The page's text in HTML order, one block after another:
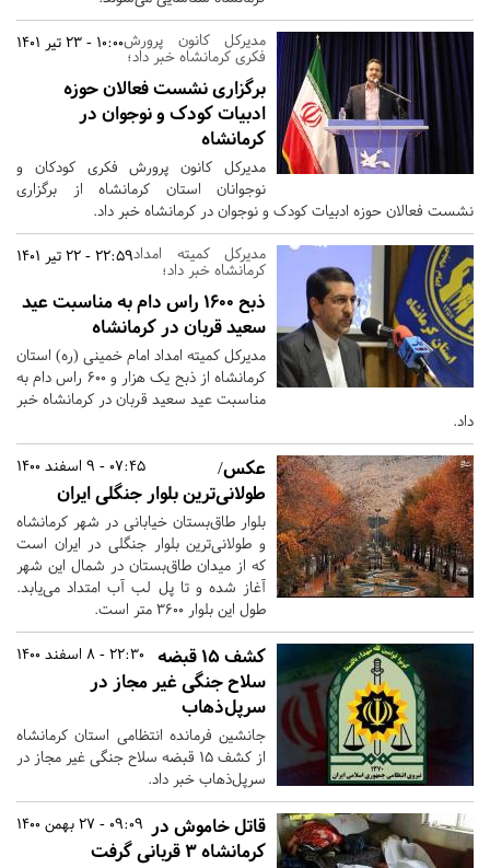
10:00 - 23 تیر 1401مدیرکل کانون پرورش
فکری کرمانشاه خبر داد؛
برگزاری نشست فعالان حوزه
ادبیات کودک و نوجوان در
کرمانشاه
مدیرکل کانون پرورش فکری کودکان و
نوجوانان استان کرمانشاه از برگزاری
نشست فعالان حوزه ادبیات کودک و نوجوان در کرمانشاه خبر داد.
22:59 - 22 تیر 1401مدیرکل کمیته امداد
‌کرمانشاه خبر داد؛
ذبح ۱۶۰۰ راس دام به مناسبت عید
سعید قربان در کرمانشاه
مدیرکل کمیته امداد امام خمینی (ره) استان
کرمانشاه از ذبح یک هزار و ۶۰۰ راس دام به
مناسبت عید سعید قربان در کرمانشاه خبر
داد.
07:45 - 9 اسفند 1400
عکس/
طولانی‌ترین بلوار جنگلی ایران
بلوار طاق‌بستان خیابانی در شهر کرمانشاه
و طولانی‌ترین بلوار جنگلی در ایران است
که از میدان طاق‌بستان در شمال این شهر
آغاز شده و تا پل لب آب امتداد می‌یابد.
طول این بلوار ٣۶۰۰ متر است.
22:30 - 8 اسفند 1400
کشف ۱۵ قبضه
سلاح جنگی غیر مجاز در
سرپل‌ذهاب
جانشین فرمانده انتظامی استان کرمانشاه
از کشف ۱۵ قبضه سلاح جنگی غیر مجاز در
سرپل‌ذهاب خبر داد.
09:09 - 27 بهمن 1400
قاتل خاموش در
کرمانشاه ۳ قربانی گرفت